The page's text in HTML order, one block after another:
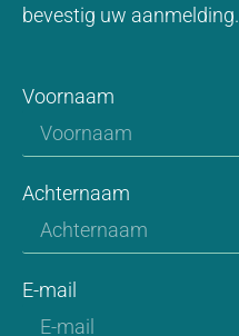
bevestig uw aanmelding.
Voornaam
Achternaam
E-mail